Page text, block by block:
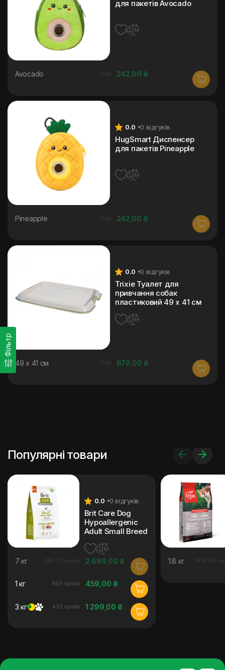
Фільтр
для пакетів Avocado
242,00 ₴
Avocado 1 шт
0.0 0 відгуків
HugSmart Диспенсер
для пакетів Pineapple
242,00 ₴
Pineapple 1 шт
0.0 0 відгуків
Trixie Туалет для
привчання собак
пластиковий 49 x 41 см
679,00 ₴
49 x 41 см 1 шт
Популярні товари
0.0 0 відгуків
Brit Care Dog
Hypoallergenic
Adult Small Breed
2 699,00 ₴
7 кг 385.57 грн/кг
459,00 ₴
1 кг 459 грн/кг
1 299,00 ₴
3 кг 433 грн/кг
1.8 кг 1447.58